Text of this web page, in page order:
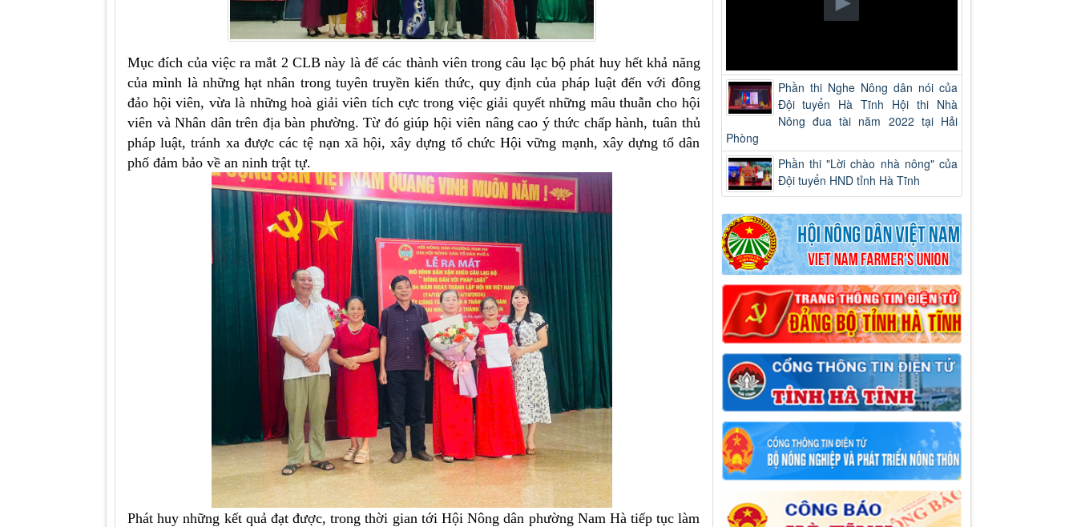
Mục đích của việc ra mắt 2 CLB này là để các thành viên trong câu lạc bộ phát huy hết khả năng
của mình là những hạt nhân trong tuyên truyền kiến thức, quy định của pháp luật đến với đông
đảo hội viên, vừa là những hoà giải viên tích cực trong việc giải quyết những mâu thuẫn cho hội
viên và Nhân dân trên địa bàn phường. Từ đó giúp hội viên nâng cao ý thức chấp hành, tuân thủ
pháp luật, tránh xa được các tệ nạn xã hội, xây dựng tổ chức Hội vững mạnh, xây dựng tổ dân
phố đảm bảo về an ninh trật tự.
Phát huy những kết quả đạt được, trong thời gian tới Hội Nông dân phường Nam Hà tiếp tục làm
Phần thi Nghe Nông dân nói của
Đội tuyển Hà Tĩnh Hội thi Nhà
Nông đua tài năm 2022 tại Hải
Phòng
Phần thi "Lời chào nhà nông" của
Đội tuyển HND tỉnh Hà Tĩnh